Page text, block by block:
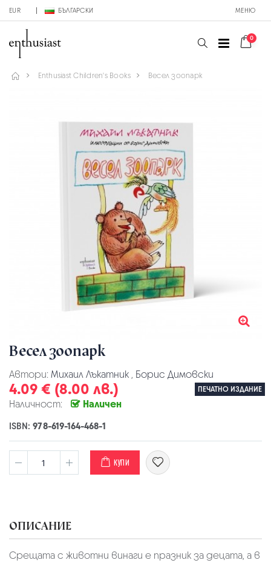
EUR БЪЛГАРСКИ МЕНЮ
0
Enthusiast Children's Books Весел зоопарк
Весел зоопарк
Автори: Михаил Лъкатник , Борис Димовски
4.09 € (8.00 лв.) ПЕЧАТНО ИЗДАНИЕ
Наличност: Наличен
ISBN:978-619-164-468-1
КУПИ
ОПИСАНИЕ
Срещата с животни винаги е празник за децата, а в